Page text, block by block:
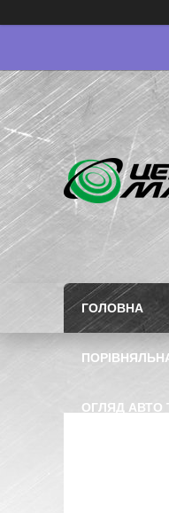
ГОЛОВНА
ОГЛЯД АВТО